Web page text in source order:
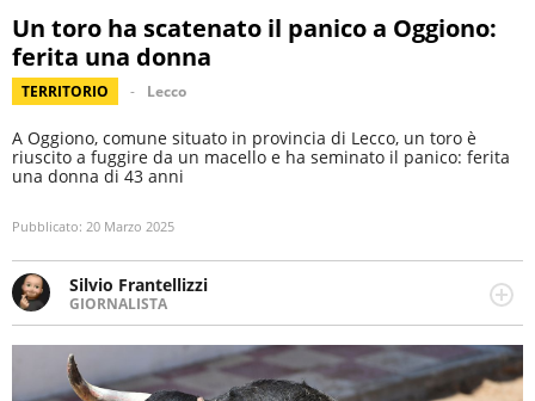
Un toro ha scatenato il panico a Oggiono:
ferita una donna
TERRITORIO Lecco
A Oggiono, comune situato in provincia di Lecco, un toro è
riuscito a fuggire da un macello e ha seminato il panico: ferita
una donna di 43 anni
Pubblicato: 20 Marzo 2025
Silvio Frantellizzi
GIORNALISTA
Giornalista pubblicista. Da oltre dieci anni si occupa di
informazione sul web, scrivendo di sport, attualità,
cronaca, motori, spettacolo e videogame.